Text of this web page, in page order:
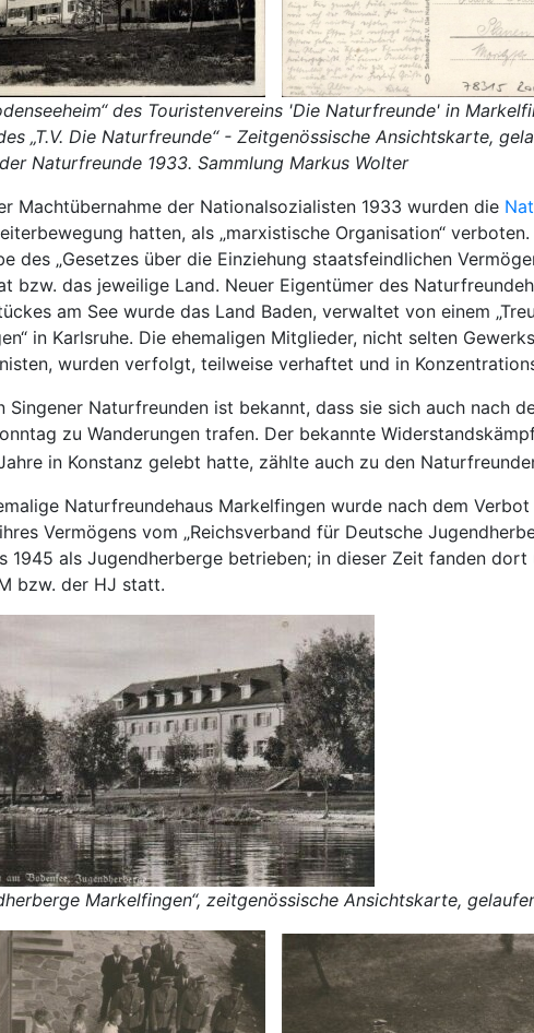
des Touristenvereins 'Die Naturfreunde' in
„T.V. Die Naturfreunde“ - Zeitgenössische Ansichtskarte,
Naturfreunde 1933. Sammlung Markus Wolter
Machtübernahme der Nationalsozialisten 1933 wurden die
hatten, als „marxistische Organisation“
des „Gesetzes über die Einziehung staatsfeindlichen
bzw. das jeweilige Land. Neuer Eigentümer des
am See wurde das Land Baden, verwaltet von einem
in Karlsruhe. Die ehemaligen Mitglieder, nicht selten
wurden verfolgt, teilweise verhaftet und in
Singener Naturfreunden ist bekannt, dass sie sich auch nach
zu Wanderungen trafen. Der bekannte
in Konstanz gelebt hatte, zählte auch zu den
Naturfreundehaus Markelfingen wurde nach dem
Vermögens vom „Reichsverband für Deutsche
1945 als Jugendherberge betrieben; in dieser Zeit fanden dort
bzw. der HJ statt.
Markelfingen“, zeitgenössische Ansichtskarte,